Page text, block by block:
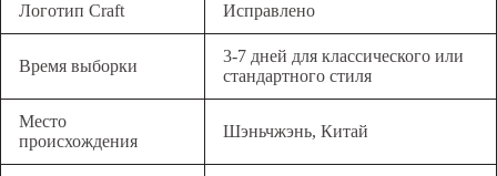
Логотип Craft Исправлено
Время выборки
3-7 дней для классического или
стандартного стиля
Место
происхождения
Шэньчжэнь, Китай